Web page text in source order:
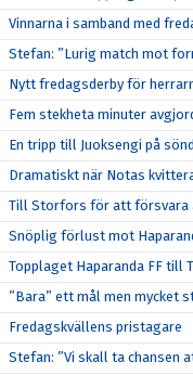
Vinnarna i samband med
Stefan: ”Lurig match mot
Nytt fredagsderby för
Fem stekheta minuter
En tripp till Juoksengi på
Dramatiskt när Notas
Till Storfors för att försvara
Snöplig förlust mot
Topplaget Haparanda FF till
”Bara” ett mål men mycket
Fredagskvällens pristagare
Stefan: ”Vi skall ta chansen